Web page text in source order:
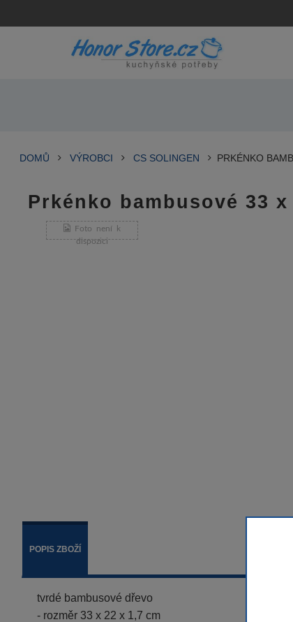
DOMŮ VÝROBCI CS SOLINGEN PRKÉNKO
Prkénko bambusové 33 x
POPIS ZBOŽÍ
tvrdé bambusové dřevo
- rozměr 33 x 22 x 1,7 cm